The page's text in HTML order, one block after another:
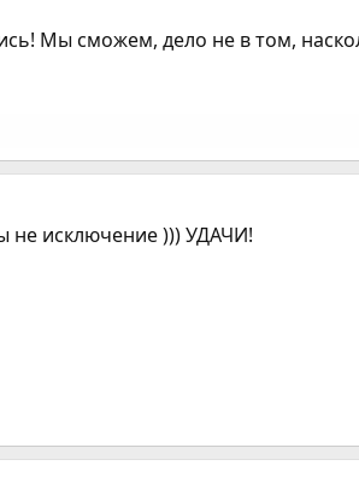
Мы сможем, дело не в том,
не исключение ))) УДАЧИ!